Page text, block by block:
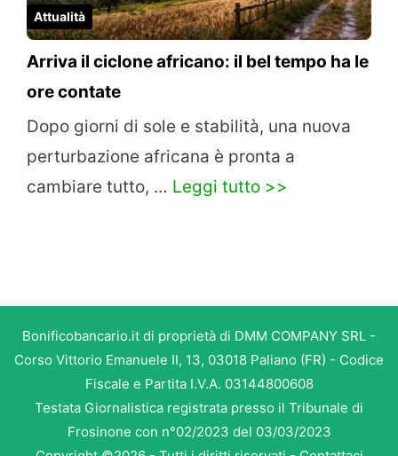
Attualità
Arriva il ciclone africano: il bel tempo ha le
ore contate
Dopo giorni di sole e stabilità, una nuova
perturbazione africana è pronta a
cambiare tutto, … Leggi tutto >>
Bonificobancario.it di proprietà di DMM COMPANY SRL -
Corso Vittorio Emanuele II, 13, 03018 Paliano (FR) - Codice
Fiscale e Partita I.V.A. 03144800608
Testata Giornalistica registrata presso il Tribunale di
Frosinone con n°02/2023 del 03/03/2023